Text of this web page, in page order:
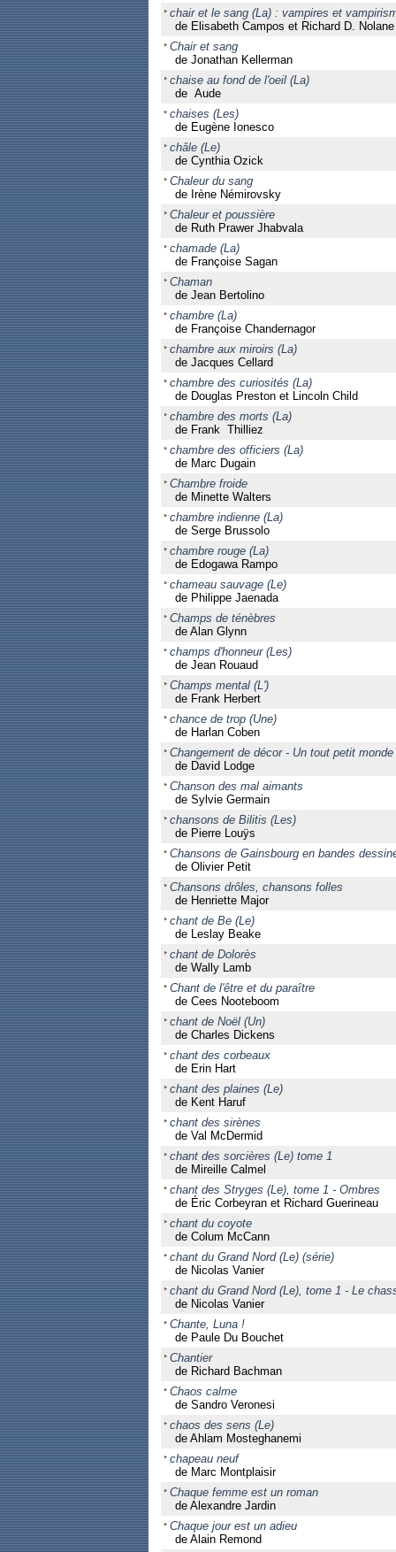
chair et le sang (La) : vampires et
de Elisabeth Campos et Richard D. Nolane
Chair et sang
de Jonathan Kellerman
chaise au fond de l'oeil (La)
de Aude
chaises (Les)
de Eugène Ionesco
châle (Le)
de Cynthia Ozick
Chaleur du sang
de Irène Némirovsky
Chaleur et poussière
de Ruth Prawer Jhabvala
chamade (La)
de Françoise Sagan
Chaman
de Jean Bertolino
chambre (La)
de Françoise Chandernagor
chambre aux miroirs (La)
de Jacques Cellard
chambre des curiosités (La)
de Douglas Preston et Lincoln Child
chambre des morts (La)
de Frank Thilliez
chambre des officiers (La)
de Marc Dugain
Chambre froide
de Minette Walters
chambre indienne (La)
de Serge Brussolo
chambre rouge (La)
de Edogawa Rampo
chameau sauvage (Le)
de Philippe Jaenada
Champs de ténèbres
de Alan Glynn
champs d'honneur (Les)
de Jean Rouaud
Champs mental (L')
de Frank Herbert
chance de trop (Une)
de Harlan Coben
Changement de décor - Un tout petit
de David Lodge
Chanson des mal aimants
de Sylvie Germain
chansons de Bilitis (Les)
de Pierre Louÿs
Chansons de Gainsbourg en bandes
de Olivier Petit
Chansons drôles, chansons folles
de Henriette Major
chant de Be (Le)
de Leslay Beake
chant de Dolorès
de Wally Lamb
Chant de l'être et du paraître
de Cees Nooteboom
chant de Noël (Un)
de Charles Dickens
chant des corbeaux
de Erin Hart
chant des plaines (Le)
de Kent Haruf
chant des sirènes
de Val McDermid
chant des sorcières (Le) tome 1
de Mireille Calmel
chant des Stryges (Le), tome 1 - Ombres
de Éric Corbeyran et Richard Guerineau
chant du coyote
de Colum McCann
chant du Grand Nord (Le) (série)
de Nicolas Vanier
chant du Grand Nord (Le), tome 1 - Le
de Nicolas Vanier
Chante, Luna !
de Paule Du Bouchet
Chantier
de Richard Bachman
Chaos calme
de Sandro Veronesi
chaos des sens (Le)
de Ahlam Mosteghanemi
chapeau neuf
de Marc Montplaisir
Chaque femme est un roman
de Alexandre Jardin
Chaque jour est un adieu
de Alain Remond